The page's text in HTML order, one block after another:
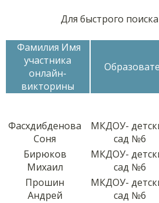
Для быстрого
Фамилия Имя
участника
онлайн-
викторины
Фасхдибденова
Соня
МКДОУ-
сад №6
Бирюков
Михаил
МКДОУ-
сад №6
Прошин
Андрей
МКДОУ-
сад №6